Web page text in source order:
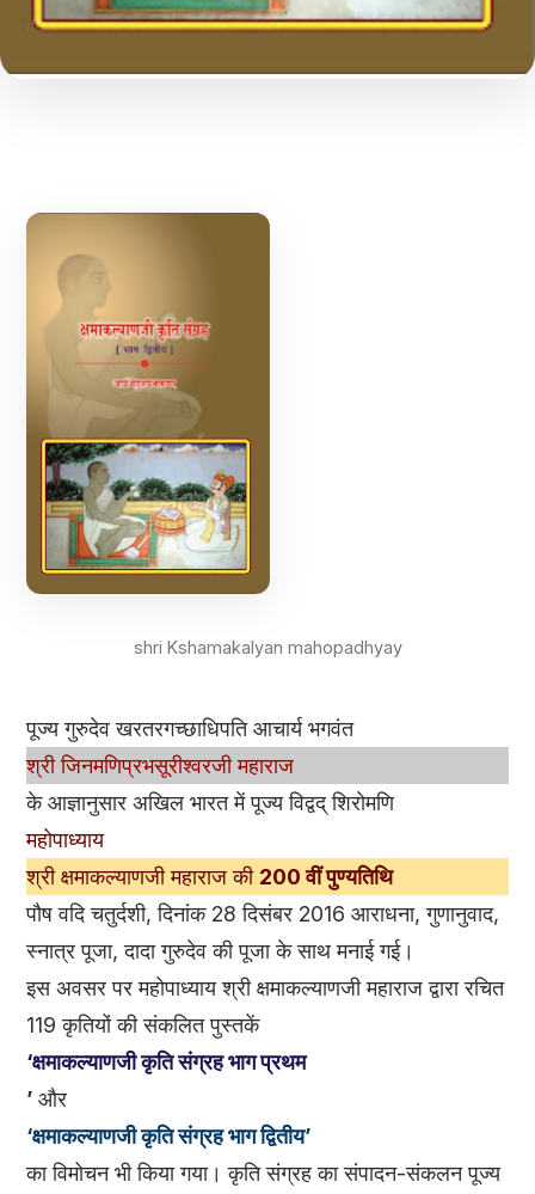
shri Kshamakalyan mahopadhyay
पूज्य गुरुदेव खरतरगच्छाधिपति आचार्य भगवंत
श्री जिनमणिप्रभसूरीश्वरजी महाराज
के आज्ञानुसार अखिल भारत में पूज्य विद्वद् शिरोमणि
महोपाध्याय
श्री क्षमाकल्याणजी महाराज की 200 वीं पुण्यतिथि
पौष वदि चतुर्दशी, दिनांक 28 दिसंबर 2016 आराधना, गुणानुवाद,
स्नात्र पूजा, दादा गुरुदेव की पूजा के साथ मनाई गई।
इस अवसर पर महोपाध्याय श्री क्षमाकल्याणजी महाराज द्वारा रचित
119 कृतियों की संकलित पुस्तकें
‘क्षमाकल्याणजी कृति संग्रह भाग प्रथम
’ और
‘क्षमाकल्याणजी कृति संग्रह भाग द्वितीय’
का विमोचन भी किया गया। कृति संग्रह का संपादन-संकलन पूज्य